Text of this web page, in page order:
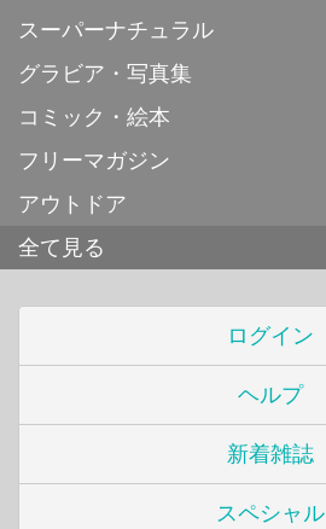
スーパーナチュラル
グラビア・写真集
コミック・絵本
フリーマガジン
アウトドア
全て見る
ログイン
ヘルプ
新着雑誌
スペシャル